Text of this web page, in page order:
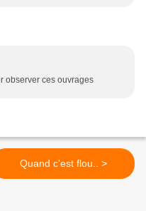
observer ces ouvrages
Quand c'est flou.. >